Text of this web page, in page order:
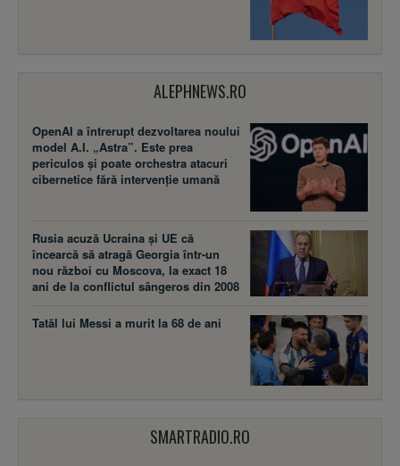
ALEPHNEWS.RO
OpenAI a întrerupt dezvoltarea noului
model A.I. „Astra”. Este prea
periculos și poate orchestra atacuri
cibernetice fără intervenție umană
Rusia acuză Ucraina şi UE că
încearcă să atragă Georgia într-un
nou război cu Moscova, la exact 18
ani de la conflictul sângeros din 2008
Tatăl lui Messi a murit la 68 de ani
SMARTRADIO.RO